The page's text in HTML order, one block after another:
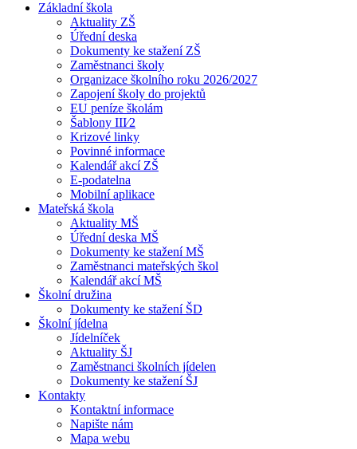
Základní škola
Aktuality ZŠ
Úřední deska
Dokumenty ke stažení ZŠ
Zaměstnanci školy
Organizace školního roku 2026/2027
Zapojení školy do projektů
EU peníze školám
Šablony III⁄2
Krizové linky
Povinné informace
Kalendář akcí ZŠ
E-podatelna
Mobilní aplikace
Mateřská škola
Aktuality MŠ
Úřední deska MŠ
Dokumenty ke stažení MŠ
Zaměstnanci mateřských škol
Kalendář akcí MŠ
Školní družina
Dokumenty ke stažení ŠD
Školní jídelna
Jídelníček
Aktuality ŠJ
Zaměstnanci školních jídelen
Dokumenty ke stažení ŠJ
Kontakty
Kontaktní informace
Napište nám
Mapa webu